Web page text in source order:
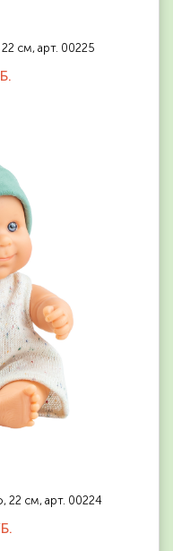
см, арт. 00225
22 см, арт. 00224